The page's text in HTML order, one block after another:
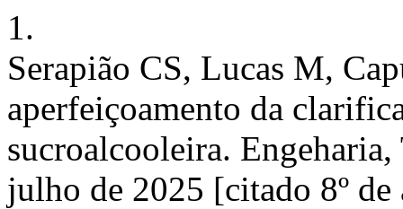
1.
Serapião CS, Lucas M,
aperfeiçoamento da
sucroalcooleira.
julho de 2025 [citado 8º